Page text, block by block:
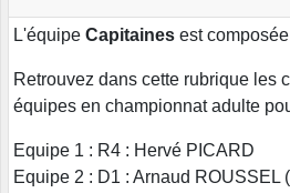
L'équipe Capitaines est
Retrouvez dans cette rubrique les
équipes en championnat adulte
Equipe 1 : R4 : Hervé PICARD
Equipe 2 : D1 : Arnaud ROUSSEL